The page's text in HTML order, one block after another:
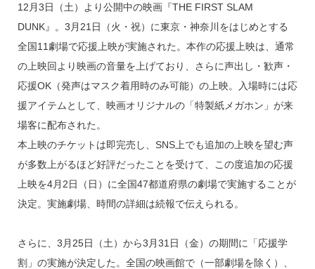
e
a
d
s
e
n
a
e
c
e
b
o
o
12月3日（土）より公開中の映画『THE FIRST SLAM
DUNK』。3月21日（火・祝）に東京・神奈川をはじめとする
全国11劇場で応援上映が実施された。本作の応援上映は、通常
の上映回より映画の音量を上げており、さらに声出し・歓声・
応援OK（発声はマスク着用時のみ可能）の上映。入場時には応
援アイテムとして、映画オリジナルの「特製紙メガホン」が来
場客に配布された。
本上映のチケットは即完売し、SNS上でも追加の上映を望む声
が多数上がるほど好評だったことを受けて、この度追加の応援
上映を4月2日（日）に全国47都道府県の劇場で実施することが
決定。実施劇場、時間の詳細は続報で伝えられる。
さらに、3月25日（土）から3月31日（金）の期間に「応援学
割」の実施が決定した。全国の映画館で（一部劇場を除く）、